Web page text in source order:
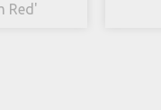
Red'